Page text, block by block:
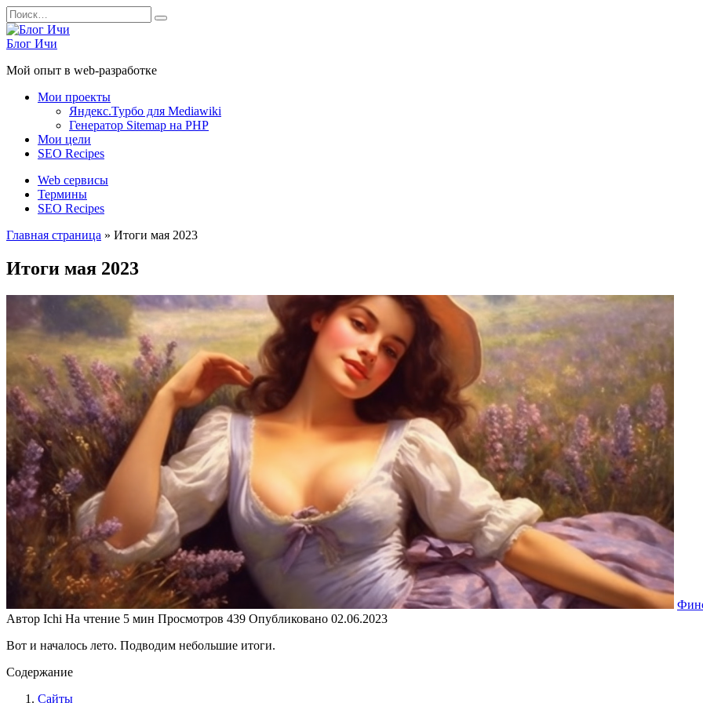
Перейти
к
содержанию
Search
for:
Блог Ичи
Мой опыт в web-разработке
Мои проекты
Яндекс.Турбо для Mediawiki
Генератор Sitemap на PHP
Мои цели
SEO Recipes
Web сервисы
Термины
SEO Recipes
Главная страница » Итоги мая 2023
Итоги мая 2023
Автор Ichi На чтение 5 мин Просмотров 439 Опубликовано 02.06.2023
Вот и началось лето. Подводим небольшие итоги.
Содержание
Сайты